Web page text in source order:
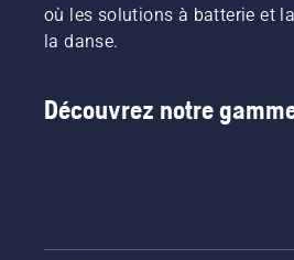
où les solutions à batterie et
la danse.
Découvrez notre